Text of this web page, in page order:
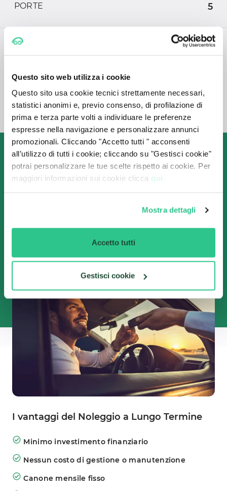
Questo sito web utilizza i cookie
Questo sito usa cookie tecnici strettamente necessari,
statistici anonimi e, previo consenso, di profilazione di
prima e terza parte volti a individuare le preferenze
espresse nella navigazione e personalizzare annunci
promozionali. Cliccando "Accetto tutti " acconsenti
all’utilizzo di tutti i cookie; cliccando su "Gestisci cookie"
potrai personalizzare le tue scelte rispetto ai cookie. Per
maggiori informazioni sui cookie clicca qui.
Mostra dettagli
Accetto tutti
Gestisci cookie
PORTE 5
EMISSIONI DI CO2
Come funziona
il Noleggio a Lungo Termine
con CarPlanner?
Grazie alla collaborazione con le migliori società
l'auto che preferisci tra centinaia di offerte
disponibili!
I vantaggi del Noleggio a Lungo Termine
Minimo investimento finanziario
Nessun costo di gestione o manutenzione
Canone mensile fisso